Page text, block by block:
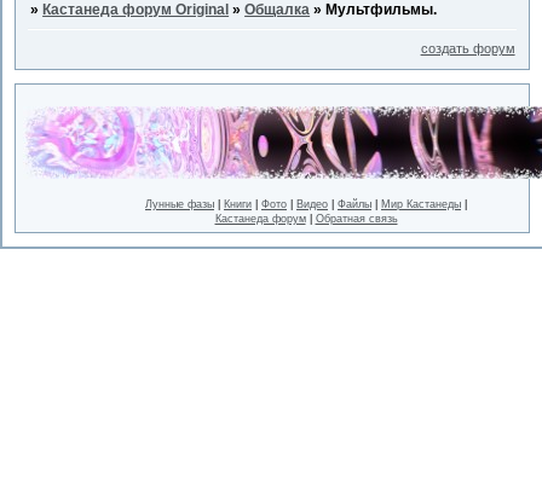
» Кастанеда форум Original »Общалка » Мультфильмы.
создать форум
Лунные фазы Книги Фото Видео Файлы Мир Кастанеды
Кастанеда форум| Обратная связь